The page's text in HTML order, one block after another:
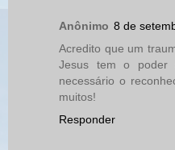
Anônimo 8 de
Acredito que um
Jesus tem o poder
necessário o
muitos!
Responder